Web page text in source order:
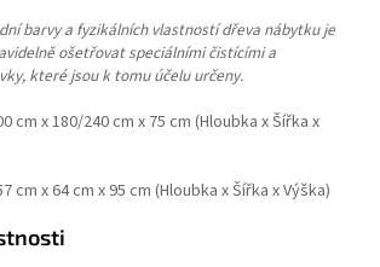
barvy a fyzikálních vlastností dřeva nábytku je
ošetřovat speciálními čistícími a
které jsou k tomu účelu určeny.
cm x 180/240 cm x 75 cm (Hloubka x Šířka x
cm x 64 cm x 95 cm (Hloubka x Šířka x Výška)